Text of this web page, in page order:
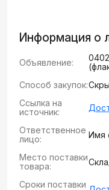
Информация о
Объявление:
Способ закупок:
Ссылка на
источник:
Ответственное
лицо:
Имя
Место поставки
товара:
Сроки поставки